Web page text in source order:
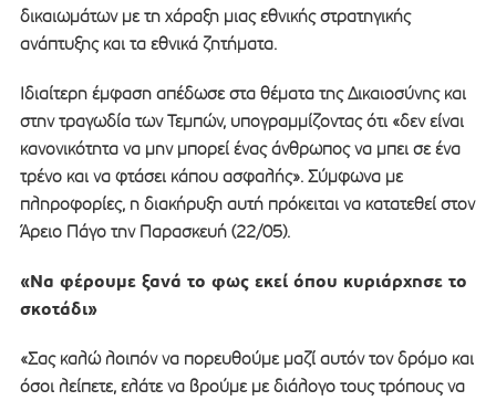
δικαιωμάτων με τη χάραξη μιας εθνικής στρατηγικής
ανάπτυξης και τα εθνικά ζητήματα.
Ιδιαίτερη έμφαση απέδωσε στα θέματα της Δικαιοσύνης και
στην τραγωδία των Τεμπών, υπογραμμίζοντας ότι «δεν είναι
κανονικότητα να μην μπορεί ένας άνθρωπος να μπει σε ένα
τρένο και να φτάσει κάπου ασφαλής». Σύμφωνα με
πληροφορίες, η διακήρυξη αυτή πρόκειται να κατατεθεί στον
Άρειο Πάγο την Παρασκευή (22/05).
«Να φέρουμε ξανά το φως εκεί όπου κυριάρχησε το
σκοτάδι»
«Σας καλώ λοιπόν να πορευθούμε μαζί αυτόν τον δρόμο και
όσοι λείπετε, ελάτε να βρούμε με διάλογο τους τρόπους να